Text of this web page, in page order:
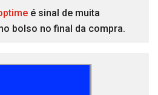
é sinal de muita
bolso no final da compra.